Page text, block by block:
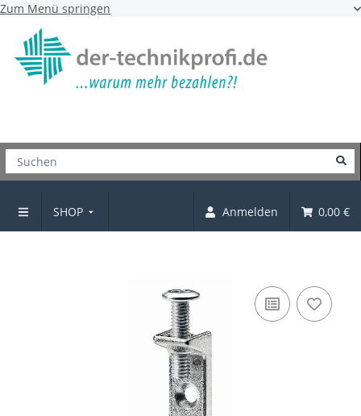
Zum Menü springen
SHOP Anmelden 0,00 €
Schrankrohrlager